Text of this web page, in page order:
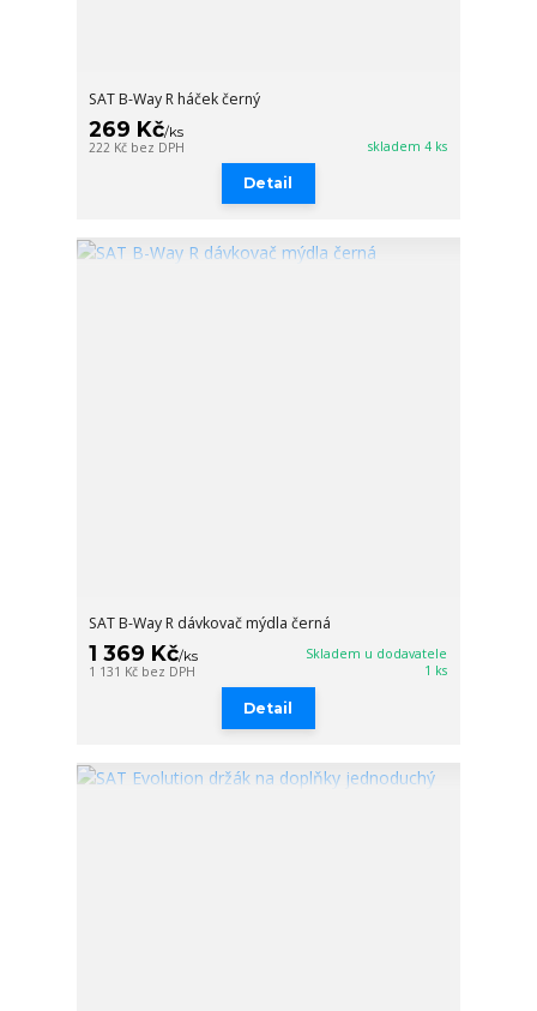
SAT B-Way R háček černý
269 Kč/ks
222 Kč bez DPH skladem 4 ks
Detail
SAT B-Way R dávkovač mýdla černá
1 369 Kč/ks
1 131 Kč bez DPH
Skladem u dodavatele
1 ks
Detail